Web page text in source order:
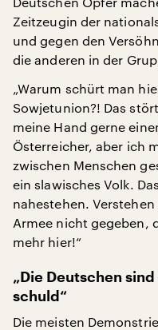
Zeitzeugin der
und gegen den
die anderen in der
„Warum schürt man
Sowjetunion?! Das
meine Hand gerne
Österreicher, aber ich
zwischen Menschen
ein slawisches Volk.
nahestehen.
Armee nicht gegeben,
mehr hier!“
„Die Deutschen
schuld“
Die meisten